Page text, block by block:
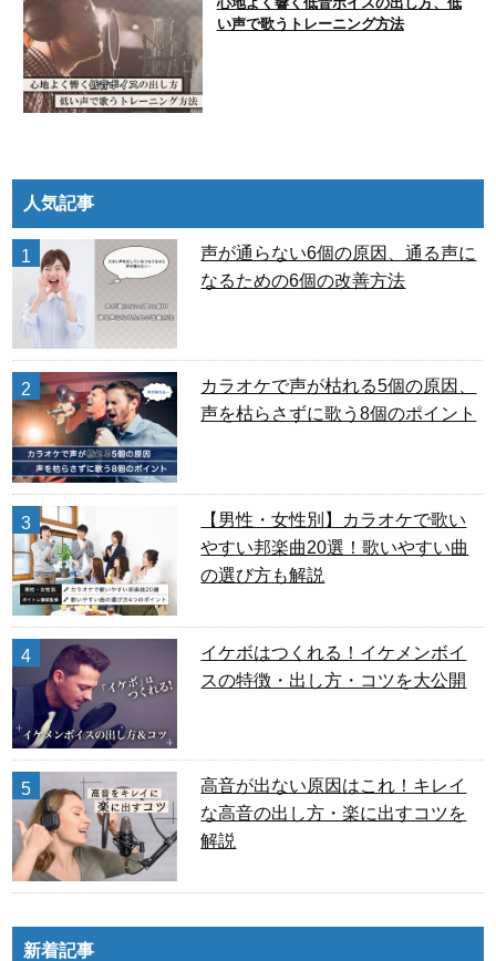
い声で歌うトレーニング方法
人気記事
1
声が通らない6個の原因、通る声に
なるための6個の改善方法
2
カラオケで声が枯れる5個の原因、
声を枯らさずに歌う8個のポイント
3
【男性・女性別】カラオケで歌い
やすい邦楽曲20選！歌いやすい曲
の選び方も解説
4
イケボはつくれる！イケメンボイ
スの特徴・出し方・コツを大公開
5
高音が出ない原因はこれ！キレイ
な高音の出し方・楽に出すコツを
解説
新着記事